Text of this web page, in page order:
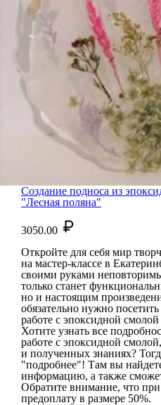
Создание подноса из
"Лесная поляна"
3050.00
Откройте для себя мир
на мастер-классе в
своими руками
только станет
но и настоящим
обязательно нужно
работе с эпоксидной
Хотите узнать все
работе с эпоксидной
и полученных знаниях?
"подробнее"! Там вы
информацию, а также
Обратите внимание, что
предоплату в размере 50%.